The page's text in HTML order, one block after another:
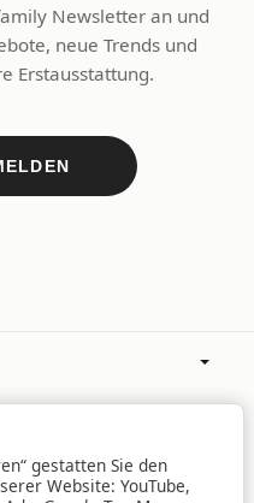
Newsletter an und
neue Trends und
Erstausstattung.
gestatten Sie den
Website: YouTube,